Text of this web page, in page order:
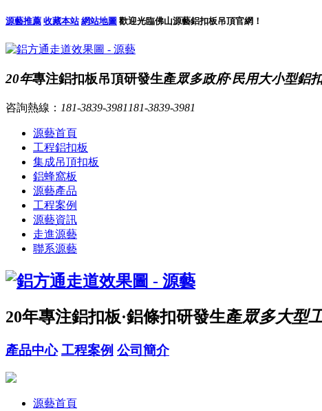
源藝推薦 收藏本站 網站地圖 歡迎光臨佛山源藝鋁扣板吊頂官網！
20年專注鋁扣板吊頂研發生產眾多政府·民用大小型鋁
咨詢熱線： 181-3839-3981 181-3839-3981
源藝首頁
工程鋁扣板
集成吊頂扣板
鋁蜂窩板
源藝產品
工程案例
源藝資訊
走進源藝
聯系源藝
20年專注鋁扣板·鋁條扣研發生產眾多大型
產品中心 工程案例 公司簡介
源藝首頁